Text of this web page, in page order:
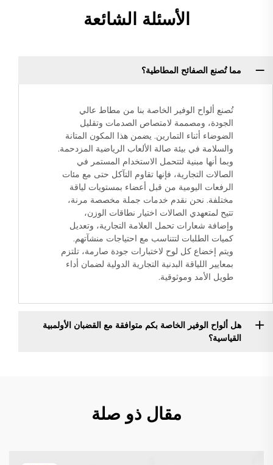
الأسئلة الشائعة
مما تُصنع الصفائح المطاطية؟
تُصنع ألواح الوفير الخاصة بنا من مطاط عالي
الجودة، ومصممة لامتصاص الصدمات وتقليل
الضوضاء أثناء التمارين. يضمن هذا المكون المتانة
والسلامة في بيئة صالة الألعاب الرياضية المزدحمة.
وبما أنها مبنية لتتحمل الاستخدام المستمر في
الصالات التجارية، فإنها تقاوم التآكل حتى مع مئات
الرفعات اليومية من قبل أعضاء بمستويات لياقة
مختلفة. نحن نقدم خدمات جملة مخصصة مرنة،
تتيح لمتعهدي الصالات اختيار نطاقات الوزن،
وإضافة شعارات تحمل العلامة التجارية، وتعديل
كميات الطلبات لتتناسب مع احتياجات منشآتهم.
ويتم إخضاع كل لوح لاختبارات جودة صارمة، تلتزم
بمعايير اللياقة البدنية التجارية الدولية لضمان أداء
طويل الأمد وموثوقية.
هل ألواح الوفير الخاصة بكم متوافقة مع القضبان الأولمبية
القياسية؟
مقال ذو صلة